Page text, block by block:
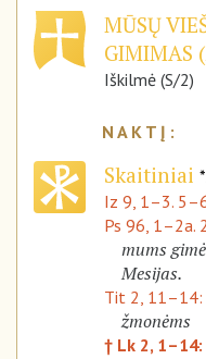
MŪSŲ
GIMIMAS (
Iškilmė (S/2)
Skaitiniai
Iz 9, 1–3.
Ps 96, 1–2a.
mums
Mesijas.
Tit 2, 11–14:
žmonėms
† Lk 2, 1–14: